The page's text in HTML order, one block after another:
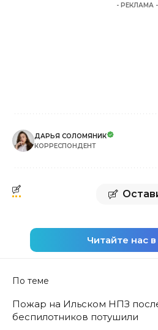
- РЕКЛАМА -
ДАРЬЯ СОЛОМЯНИК
КОРРЕСПОНДЕНТ
Читайте нас
По теме
Пожар на Ильском НПЗ
беспилотников потушили